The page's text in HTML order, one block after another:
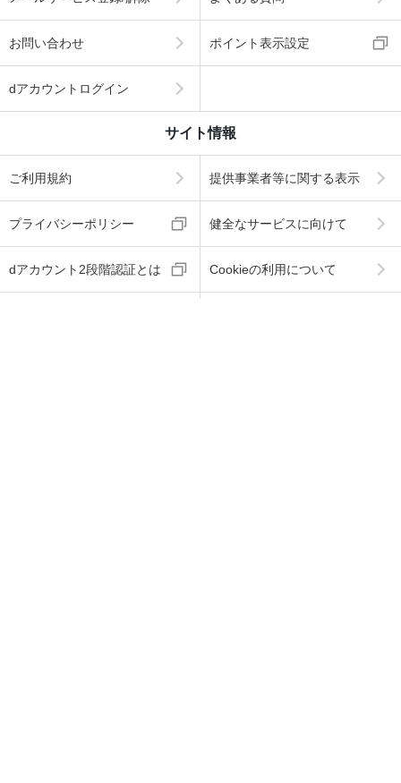
お問い合わせ ポイント表示設定
dアカウントログイン
サイト情報
ご利用規約 提供事業者等に関する表示
プライバシーポリシー 健全なサービスに向けて
dアカウント2段階認証とは Cookieの利用について